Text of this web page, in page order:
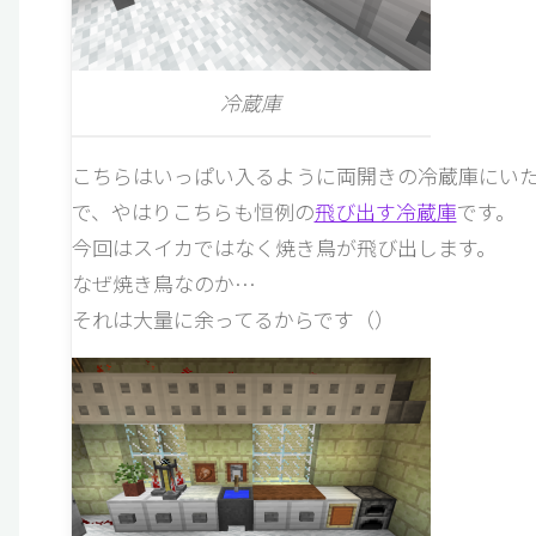
冷蔵庫
こちらはいっぱい入るように両開きの冷蔵庫にい
で、やはりこちらも恒例の飛び出す冷蔵庫です。
今回はスイカではなく焼き鳥が飛び出します。
なぜ焼き鳥なのか…
それは大量に余ってるからです（）